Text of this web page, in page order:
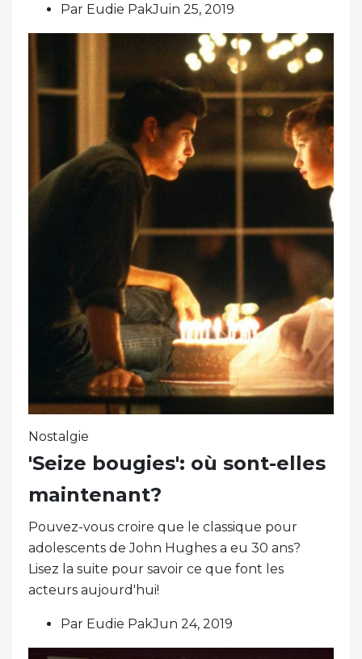
Par Eudie PakJuin 25, 2019
Nostalgie
'Seize bougies': où sont-elles
maintenant?
Pouvez-vous croire que le classique pour
adolescents de John Hughes a eu 30 ans?
Lisez la suite pour savoir ce que font les
acteurs aujourd'hui!
Par Eudie PakJun 24, 2019